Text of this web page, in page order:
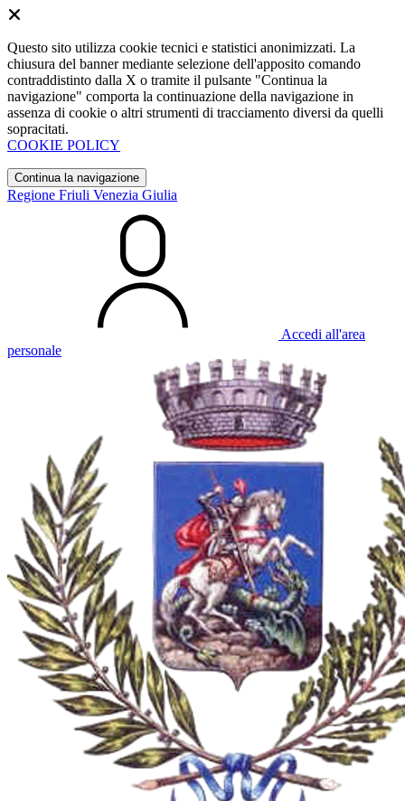
Questo sito utilizza cookie tecnici e statistici anonimizzati. La
chiusura del banner mediante selezione dell'apposito comando
contraddistinto dalla X o tramite il pulsante "Continua la
navigazione" comporta la continuazione della navigazione in
assenza di cookie o altri strumenti di tracciamento diversi da quelli
sopracitati.
COOKIE POLICY
Continua la navigazione
Regione Friuli Venezia Giulia
Accedi all'area
personale